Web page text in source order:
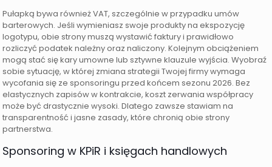
Pułapką bywa również VAT, szczególnie w przypadku umów
barterowych. Jeśli wymieniasz swoje produkty na ekspozycję
logotypu, obie strony muszą wystawić faktury i prawidłowo
rozliczyć podatek należny oraz naliczony. Kolejnym obciążeniem
mogą stać się kary umowne lub sztywne klauzule wyjścia. Wyobraź
sobie sytuację, w której zmiana strategii Twojej firmy wymaga
wycofania się ze sponsoringu przed końcem sezonu 2026. Bez
elastycznych zapisów w kontrakcie, koszt zerwania współpracy
może być drastycznie wysoki. Dlatego zawsze stawiam na
transparentność i jasne zasady, które chronią obie strony
partnerstwa.
Sponsoring w KPiR i księgach handlowych